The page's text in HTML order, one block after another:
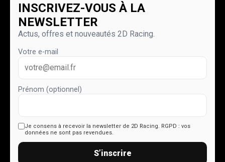
INSCRIVEZ-VOUS À LA
NEWSLETTER
Actus, offres et nouveautés 2D Racing.
Votre e-mail
Prénom (optionnel)
Je consens à recevoir la newsletter de 2D Racing. RGPD : vos
données ne sont pas revendues.
S’inscrire